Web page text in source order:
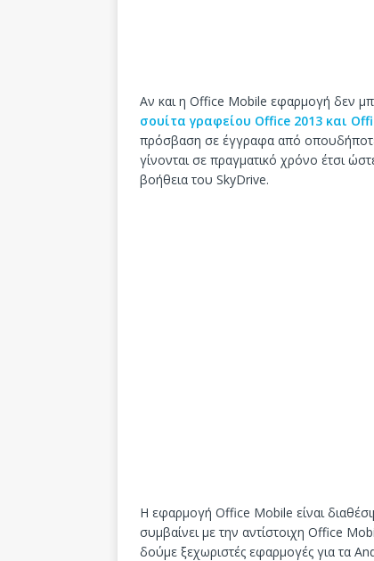
Αν και η Office Mobile εφαρμογή δεν
σουίτα γραφείου Office 2013 και
πρόσβαση σε έγγραφα από
γίνονται σε πραγματικό χρόνο έτσι
βοήθεια του SkyDrive.
Η εφαρμογή Office Mobile είναι
συμβαίνει με την αντίστοιχη Office
δούμε ξεχωριστές εφαρμογές για τα